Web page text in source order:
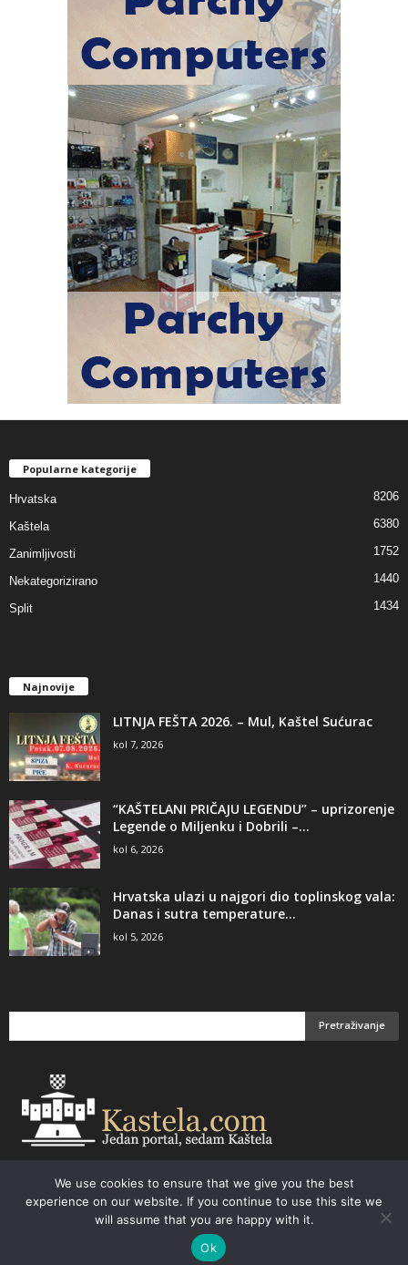
Popularne kategorije
Hrvatska 8206
Kaštela 6380
Zanimljivosti 1752
Nekategorizirano 1440
Split 1434
Najnovije
LITNJA FEŠTA 2026. – Mul, Kaštel Sućurac
kol 7, 2026
“KAŠTELANI PRIČAJU LEGENDU” – uprizorenje
Legende o Miljenku i Dobrili –...
kol 6, 2026
Hrvatska ulazi u najgori dio toplinskog vala:
Danas i sutra temperature...
kol 5, 2026
kastela@kastela.com Tel: +385 21 232-437 Izrada web stranica,
prodaja informatičke opreme. Vaš izbor –
Parchy Computers
We use cookies to ensure that we give you the best
experience on our website. If you continue to use this site we
will assume that you are happy with it.
Ok